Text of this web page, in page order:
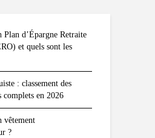
Plan d’Épargne Retraite
et quels sont les
: classement des
complets en 2026
vêtement
?